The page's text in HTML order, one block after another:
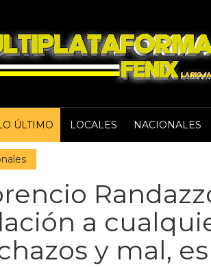
ÚLTIMO LOCALES NACIONALES
a
y mal,